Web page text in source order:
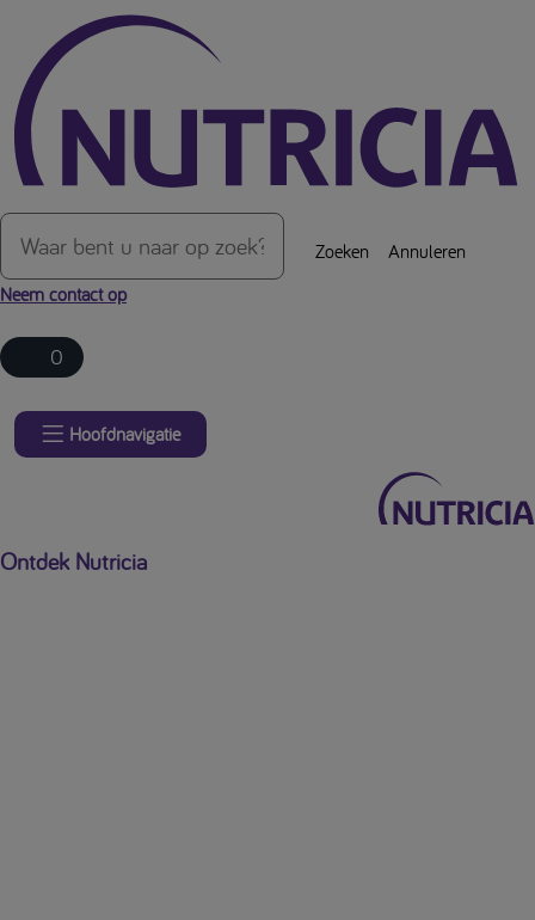
Over de inhoud van de pagina
Zoeken
Annuleren
Neem contact op
0
Hoofdnavigatie
Ontdek Nutricia